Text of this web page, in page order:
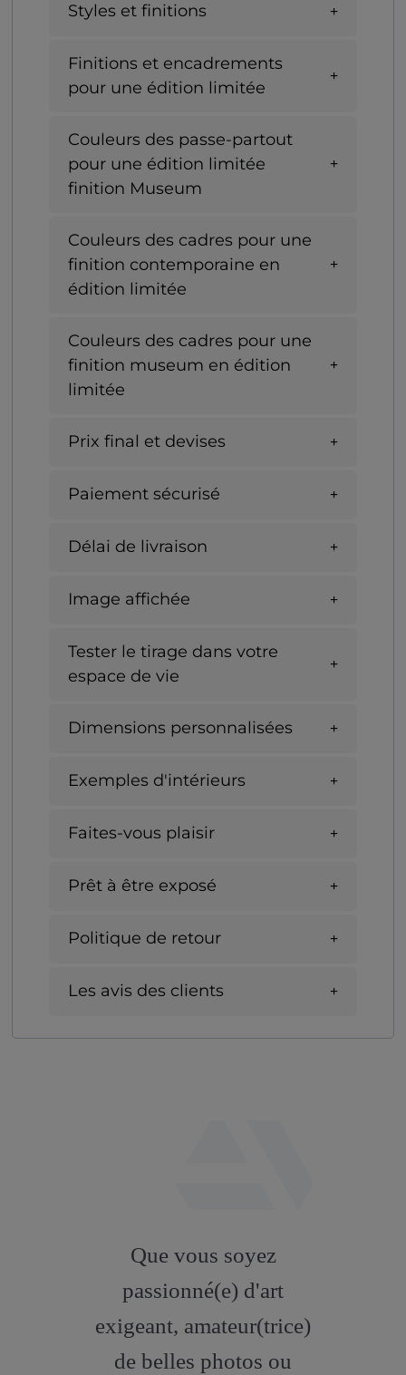
Styles et finitions
Finitions et encadrements
pour une édition limitée
Couleurs des passe-partout
pour une édition limitée
finition Museum
Couleurs des cadres pour une
finition contemporaine en
édition limitée
Couleurs des cadres pour une
finition museum en édition
limitée
Prix final et devises
Paiement sécurisé
Délai de livraison
Image affichée
Tester le tirage dans votre
espace de vie
Dimensions personnalisées
Exemples d'intérieurs
Faites-vous plaisir
Prêt à être exposé
Politique de retour
Les avis des clients
artstation
Que vous soyez
passionné(e) d'art
exigeant, amateur(trice)
de belles photos ou